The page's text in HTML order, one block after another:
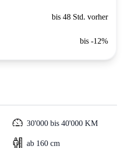
bis 48 Std. vorher
bis -12%
30'000 bis 40'000 KM
ab 160 cm